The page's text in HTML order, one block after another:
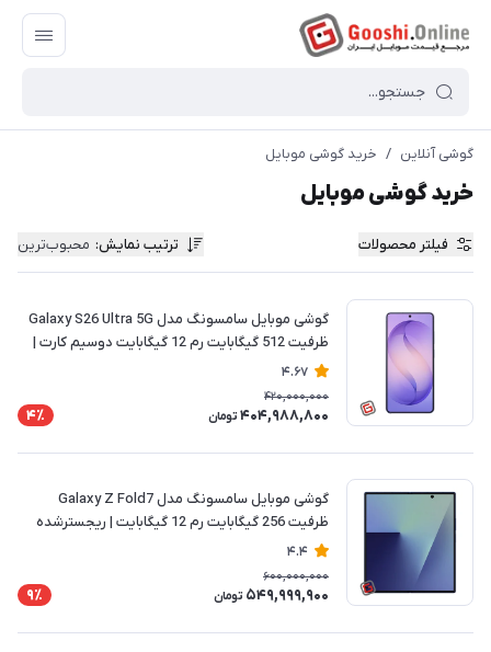
گوشی آنلاین / خرید گوشی موبایل
خرید گوشی موبایل
فیلتر محصولات ترتیب نمایش: محبوب‌ترین
گوشی موبایل سامسونگ مدل Galaxy S26 Ultra 5G
ظرفیت 512 گیگابایت رم 12 گیگابایت دوسیم کارت |
ریجسترشده
4.67
420,000,000
404,988,800 تومان 4٪
گوشی موبایل سامسونگ مدل Galaxy Z Fold7
ظرفیت 256 گیگابایت رم 12 گیگابایت | ریجسترشده
4.4
600,000,000
549,999,900 تومان 9٪